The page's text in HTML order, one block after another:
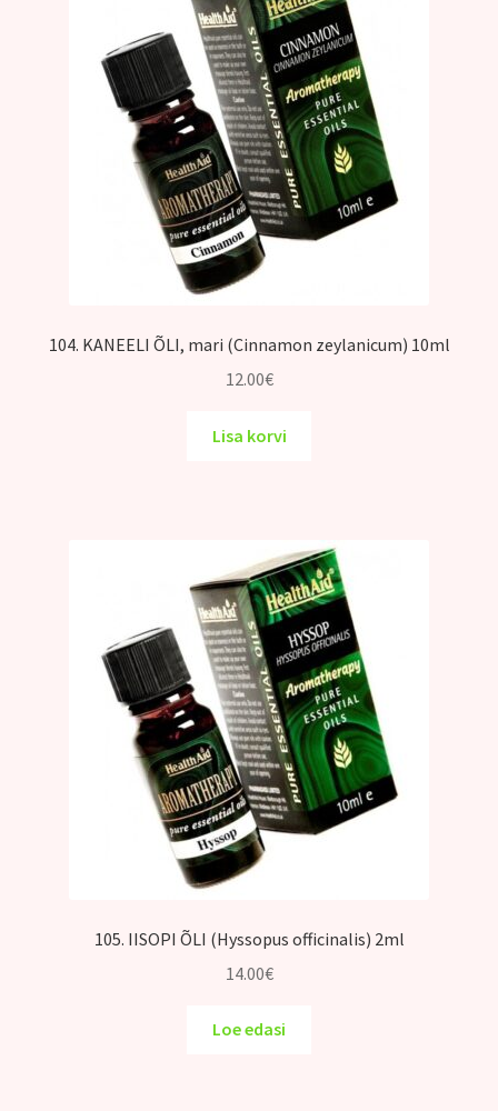
104. KANEELI ÕLI, mari (Cinnamon zeylanicum) 10ml
12.00€
Lisa korvi
105. IISOPI ÕLI (Hyssopus officinalis) 2ml
14.00€
Loe edasi